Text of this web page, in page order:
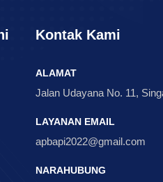
Kontak Kami
ALAMAT
Jalan Udayana No. 11,
LAYANAN EMAIL
apbapi2022@gmail.com
NARAHUBUNG